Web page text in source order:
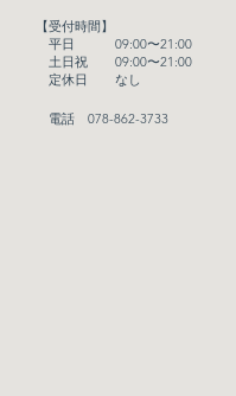
【受付時間】
平日 09:00〜21:00
土日祝 09:00〜21:00
定休日 なし
電話 078-862-3733